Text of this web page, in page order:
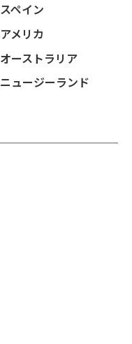
スペイン
アメリカ
オーストラリア
ニュージーランド